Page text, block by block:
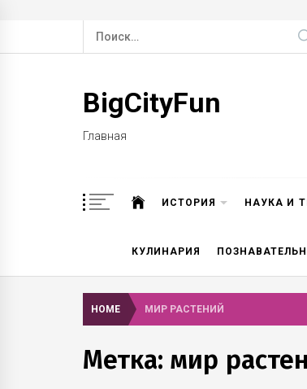
to
Найти:
BigCityFun
Главная
ИСТОРИЯ НАУКА И
КУЛИНАРИЯ
HOME МИР РАСТЕНИЙ
Метка: мир